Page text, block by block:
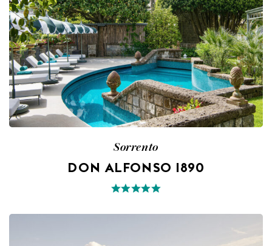
Sorrento
DON ALFONSO 1890